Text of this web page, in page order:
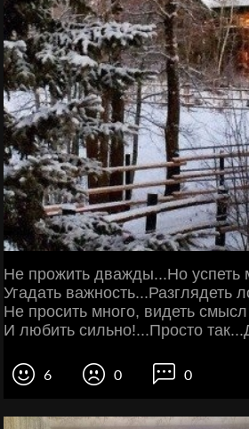
Не прожить дважды...Но успеть
Угадать важность...Разглядеть
Не просить много, видеть
И любить сильно!...Просто
6 0 0